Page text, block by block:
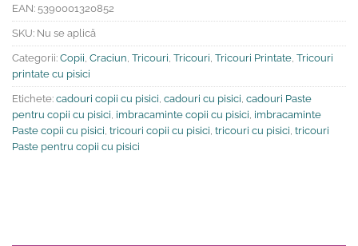
EAN: 5390001320852
SKU: Nu se aplică
Categorii: Copii Craciun Tricouri Tricouri Tricouri Printate Tricouri
printate cu pisici
Etichete: cadouri copii cu pisici cadouri cu pisici cadouri Paste
pentru copii cu pisici imbracaminte copii cu pisici imbracaminte
Paste copii cu pisici tricouri copii cu pisici tricouri cu pisici tricouri
Paste pentru copii cu pisici